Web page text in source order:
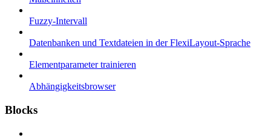
Fuzzy-Intervall
Datenbanken und Textdateien in der FlexiLayout-Sprache
Elementparameter trainieren
Abhängigkeitsbrowser
Blocks